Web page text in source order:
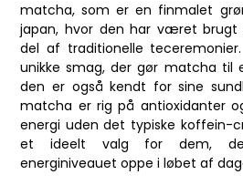
matcha, som er en finmalet
japan, hvor den har været brugt
del af traditionelle
unikke smag, der gør matcha til
den er også kendt for sine
matcha er rig på antioxidanter
energi uden det typiske koffein-
et ideelt valg for dem,
energiniveauet oppe i løbet af